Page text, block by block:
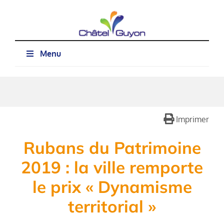
Menu
Imprimer
Rubans du Patrimoine
2019 : la ville remporte
le prix « Dynamisme
territorial »